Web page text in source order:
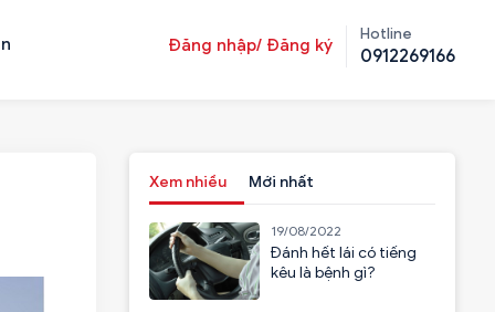
Đăng nhập/ Đăng ký
Hotline
0912269166
Xem nhiều Mới nhất
19/08/2022
Đánh hết lái có tiếng
kêu là bệnh gì?